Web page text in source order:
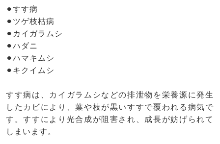
⚫︎すす病
⚫︎ツゲ枝枯病
⚫︎カイガラムシ
⚫︎ハダニ
⚫︎ハマキムシ
⚫︎キクイムシ
すす病は、カイガラムシなどの排泄物を栄養源に発生
したカビにより、葉や枝が黒いすすで覆われる病気で
す。すすにより光合成が阻害され、成長が妨げられて
しまいます。